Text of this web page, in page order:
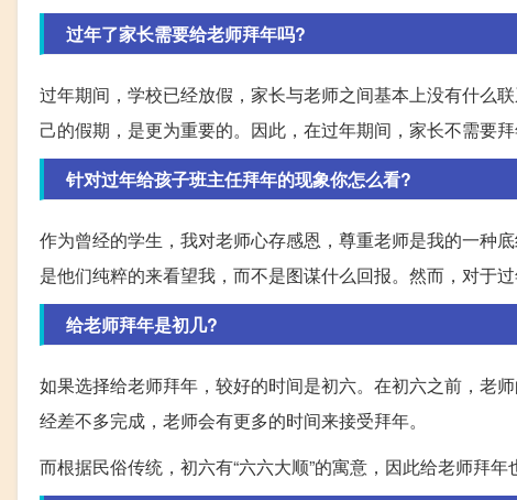
过年了家长需要给老师拜年吗?
过年期间，学校已经放假，家长与老师之间基本上没有什么
己的假期，是更为重要的。因此，在过年期间，家长不需要拜
针对过年给孩子班主任拜年的现象你怎么看?
作为曾经的学生，我对老师心存感恩，尊重老师是我的一种
是他们纯粹的来看望我，而不是图谋什么回报。然而，对于
给老师拜年是初几?
如果选择给老师拜年，较好的时间是初六。在初六之前，老
经差不多完成，老师会有更多的时间来接受拜年。
而根据民俗传统，初六有“六六大顺”的寓意，因此给老师拜年